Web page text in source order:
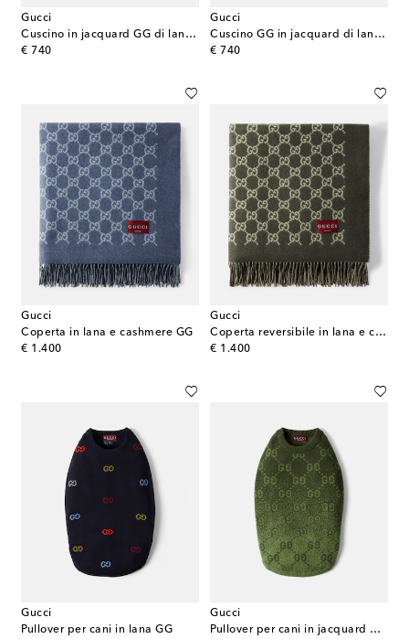
Gucci
Cuscino in jacquard GG di lana e cashmere
€ 740
original price
Gucci
Cuscino GG in jacquard di lana e cashmere
€ 740
original price
Gucci
Coperta in lana e cashmere GG
€ 1.400
original price
Gucci
Coperta reversibile in lana e cashmere GG
€ 1.400
original price
Gucci
Pullover per cani in lana GG
Gucci
Pullover per cani in jacquard di lana GG